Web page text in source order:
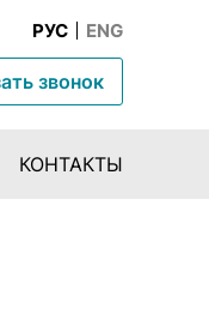
РУС ENG
звонок
КОНТАКТЫ